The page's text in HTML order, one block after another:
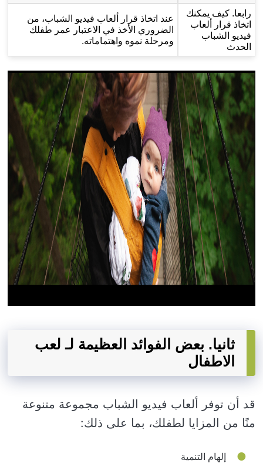
رابعا. كيف يمكنك
اتخاذ قرار ألعاب
فيديو الشباب
الحدث
عند اتخاذ قرار ألعاب فيديو الشباب، من
الضروري الأخذ في الاعتبار عمر طفلك
ومرحلة نموه واهتماماته.
ثانيا. بعض الفوائد العظيمة لـ لعب
الاطفال
قد أن توفر ألعاب فيديو الشباب مجموعة متنوعة
منًا من المزايا لطفلك، بما على ذلك:
إلهام التنمية